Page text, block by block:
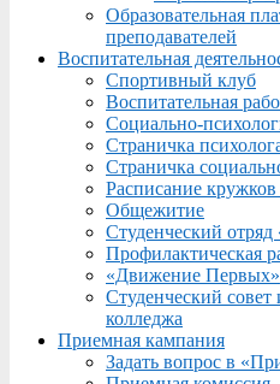
Образовательная
преподавателей
Воспитательная
Спортивный клуб
Воспитательная
Социально-
Страничка
Страничка
Расписание
Общежитие
Студенческий
Профилактическая
«Движение Первых»
Студенческий
колледжа
Приемная кампания
Задать вопрос в